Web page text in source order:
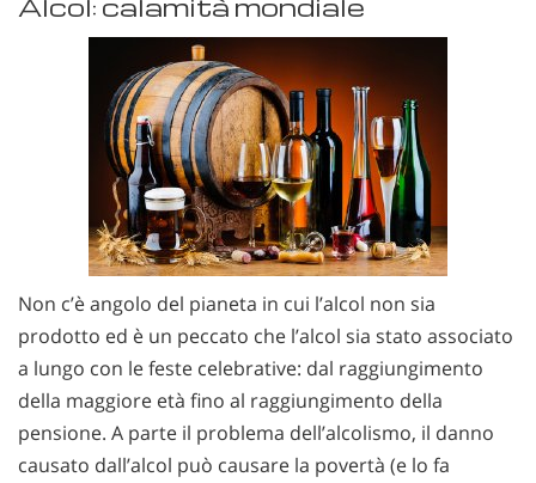
Alcol: calamità mondiale
Non c’è angolo del pianeta in cui l’alcol non sia
prodotto ed è un peccato che l’alcol sia stato associato
a lungo con le feste celebrative: dal raggiungimento
della maggiore età fino al raggiungimento della
pensione. A parte il problema dell’alcolismo, il danno
causato dall’alcol può causare la povertà (e lo fa